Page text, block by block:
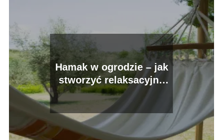
Hamak w ogrodzie – jak
stworzyć relaksacyjny
kącik